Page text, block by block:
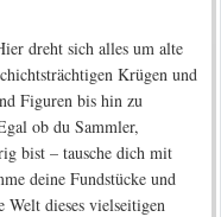
dreht sich alles um alte
Krügen und
Figuren bis hin zu
ob du Sammler,
bist – tausche dich mit
deine Fundstücke und
Welt dieses vielseitigen